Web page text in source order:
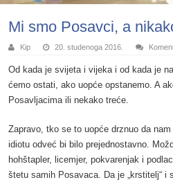
Mi smo Posavci, a
Kip 20. studenoga 2016.
Od kada je svijeta i vijeka i od kada je
ćemo ostati, ako uopće opstanemo. A
Posavljacima ili nekako treće.
Zapravo, tko se to uopće drznuo da
idiotu odveć bi bilo prejednostavno.
hohštapler, licemjer, pokvarenjak i
štetu samih Posavaca. Da je „krstitelj“